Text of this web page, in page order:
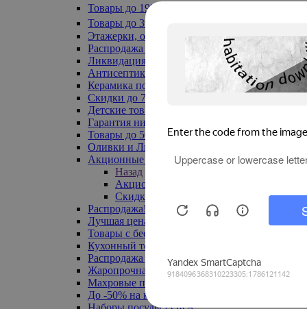
Товары до 199₽
Товары до 399₽
Этажерки, обувницы
Распродажа текстиля до -50%
Ликвидация до -70%
Антисептики
Керамика по 129 руб
Скидки до 70%
Детские товары
Гарантия низкой цены
Товары до 500 руб
Оливки и Лимоны
Акционные товары
Назад
Акционные товары
Скидка 20% по промокоду
Распродажа! Ульяновск до -70%
Лучшая цена
Товары с бесплатной доставкой
Кухонный текстиль
Распродажа до -50%
Жаропрочная посуда
Махровые полотенца
До -50% на ковры